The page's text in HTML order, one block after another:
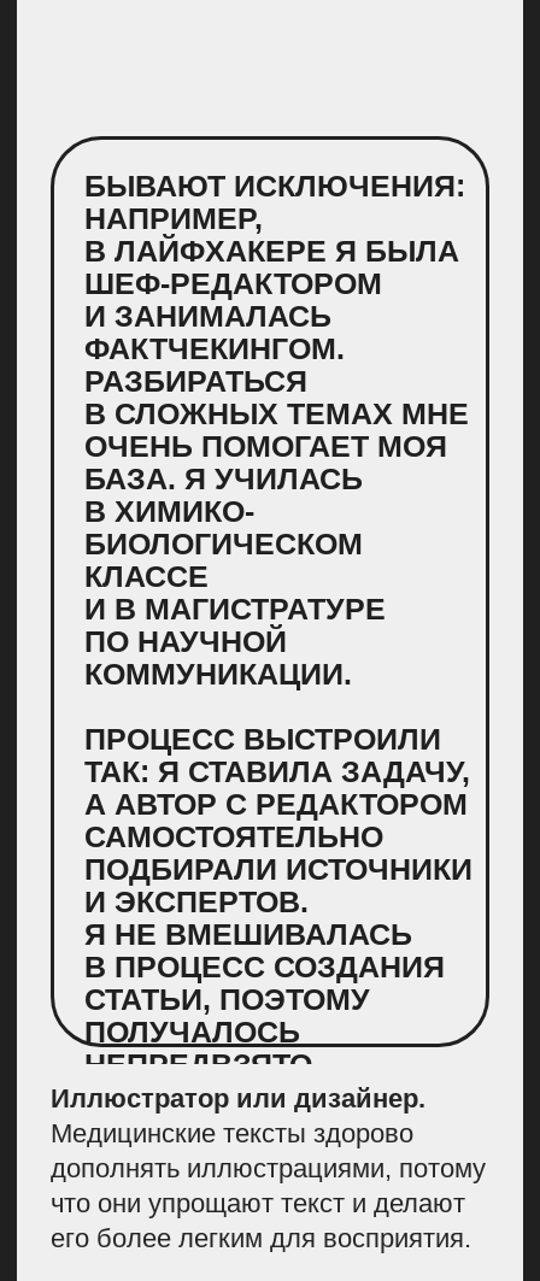
Пишите о бытовом здоровье.
Статьи про уход за кожей и личную
гигиену могут приносить сотни
тысяч просмотров. Эти вопросы
волнуют и касаются абсолютно
каждого. Например, в Купруме
выходит много такого материала:
«Нужно ли брить попу и как это
правильно делать» — 600 000
просмотров
«Как правильно вытирать
попу»— 576 000 просмотров
«Есть ли польза для здоровья
от бани»— 301 000 просмотров
«Для чего пьют статины
и правда ли они безопасны»
246 000 просмотров
и объяснять бытовые вопросы
с медицинской стороны. Например,
врач-ортопед доступно расскажет,
как неправильная поза
за ноутбуком на диване приводит
к хроническим болям в шее.
ЭТО ОСНОВА,
НО ОБ ЭТОМ СТОИТ
ГРАМОТНО С ТОЧКИ
ЗРЕНИЯ SEO. МОЖНО
ОБРАТИТЬСЯ ОДИН РАЗ
К ХОРОШЕМУ SEO-
СПЕЦИАЛИСТУ, ЧТОБЫ
СОБРАТЬ СЕМАНТИКУ
И СПИСОК ТЕМ,